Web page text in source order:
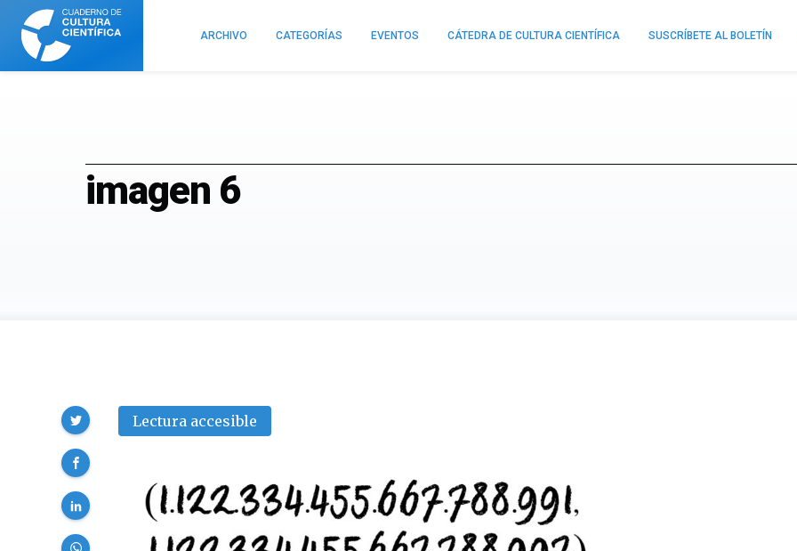
Cuaderno
Cultura
Científica
ARCHIVO CATEGORÍAS EVENTOS CÁTEDRA DE CULTURA CIENTÍFICA SUSCRÍBETE AL BOLETÍN
imagen 6
Lectura accesible
Compartir